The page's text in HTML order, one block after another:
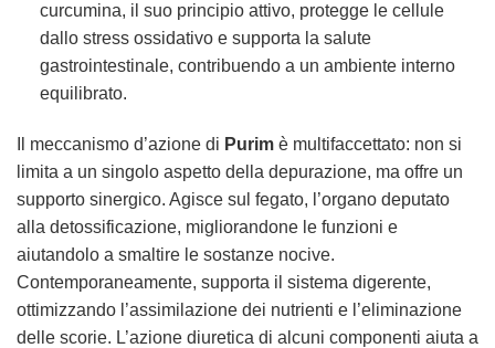
curcumina, il suo principio attivo, protegge le cellule
dallo stress ossidativo e supporta la salute
gastrointestinale, contribuendo a un ambiente interno
equilibrato.
Il meccanismo d’azione di Purim è multifaccettato: non si
limita a un singolo aspetto della depurazione, ma offre un
supporto sinergico. Agisce sul fegato, l’organo deputato
alla detossificazione, migliorandone le funzioni e
aiutandolo a smaltire le sostanze nocive.
Contemporaneamente, supporta il sistema digerente,
ottimizzando l’assimilazione dei nutrienti e l’eliminazione
delle scorie. L’azione diuretica di alcuni componenti aiuta a